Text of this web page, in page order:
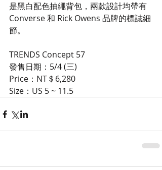
是黑白配色抽繩背包，兩款設計均帶有
Converse 和 Rick Owens 品牌的標誌細
節。
TRENDS Concept 57
發售日期：5/4 (三)
Price：NT＄6,280
Size：US 5 ~ 11.5